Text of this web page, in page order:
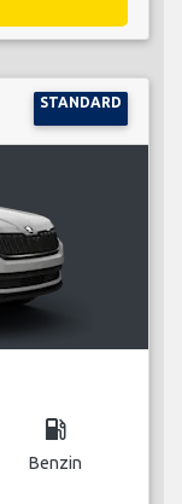
STANDARD
local_gas_station
Benzin